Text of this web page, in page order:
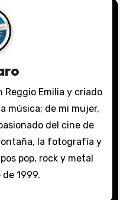
Reggio Emilia y criado
música; de mi mujer,
del cine de
la fotografía y
pop, rock y metal
1999.
1977
2025
Discos